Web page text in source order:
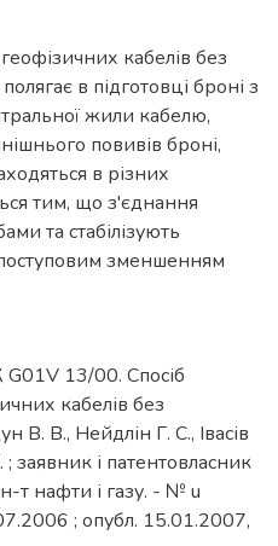
кабелів без
в підготовці броні з
жили кабелю,
повивів броні,
в різних
тим, що з'єднання
та стабілізують
зменшенням
13/00. Спосіб
кабелів без
В. В., Нейдлін Г. С., Івасів
і патентовласник
т нафти і газу. - № u
; опубл. 15.01.2007,